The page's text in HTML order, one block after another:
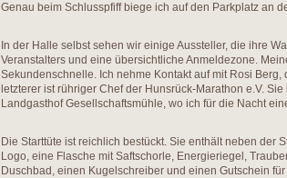
Genau beim Schlusspfiff biege ich auf den Parkplatz an
In der Halle selbst sehen wir einige Aussteller, die ihre
Veranstalters und eine übersichtliche Anmeldezone.
Sekundenschnelle. Ich nehme Kontakt auf mit Rosi Berg,
letzterer ist rühriger Chef der Hunsrück-Marathon e.V.
Landgasthof Gesellschaftsmühle, wo ich für die Nacht
Die Starttüte ist reichlich bestückt. Sie enthält neben der
Logo, eine Flasche mit Saftschorle, Energieriegel,
Duschbad, einen Kugelschreiber und einen Gutschein